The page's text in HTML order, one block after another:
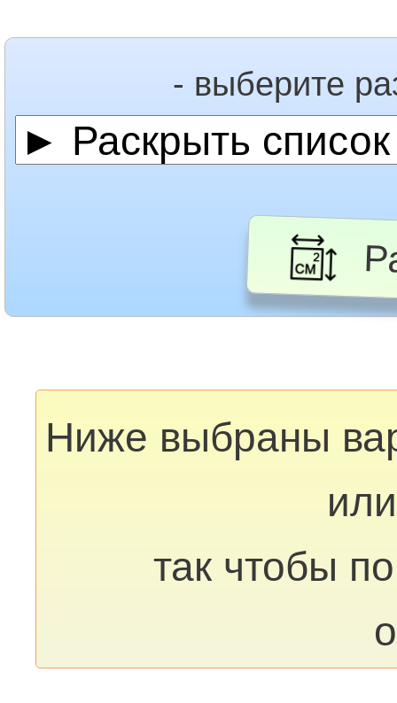
- выберите
Ниже выбраны
так чтобы